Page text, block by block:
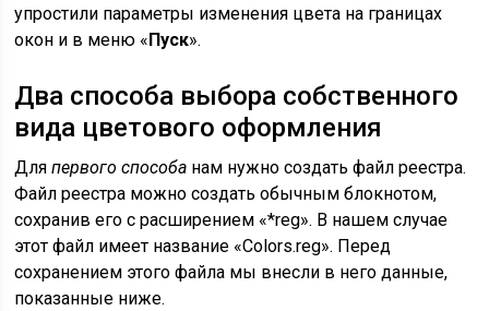
упростили параметры изменения цвета на границах
окон и в меню «Пуск».
Два способа выбора собственного
вида цветового оформления
Дляпервого способа нам нужно создать файл реестра.
Файл реестра можно создать обычным блокнотом,
сохранив его с расширением «*reg». В нашем случае
этот файл имеет название «Colors.reg». Перед
сохранением этого файла мы внесли в него данные,
показанные ниже.